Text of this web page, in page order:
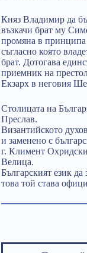
Княз Владимир да
възкачи брат му
промяна в принципа
съгласно която
брат. Дотогава
приемник на
Екзарх в неговия
Столицата на
Преслав.
Византийското
и заменено с
г. Климент
Велица.
Българският език
това той става